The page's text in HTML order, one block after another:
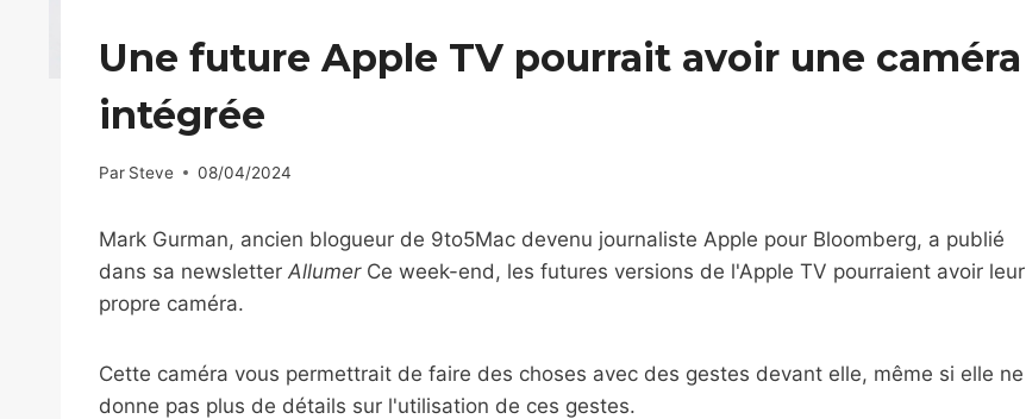
Une future Apple TV pourrait avoir une caméra
intégrée
Par Steve 08/04/2024
Mark Gurman, ancien blogueur de 9to5Mac devenu journaliste Apple pour Bloomberg, a publié
dans sa newsletter AllumerCe week-end, les futures versions de l'Apple TV pourraient avoir leur
propre caméra.
Cette caméra vous permettrait de faire des choses avec des gestes devant elle, même si elle ne
donne pas plus de détails sur l'utilisation de ces gestes.